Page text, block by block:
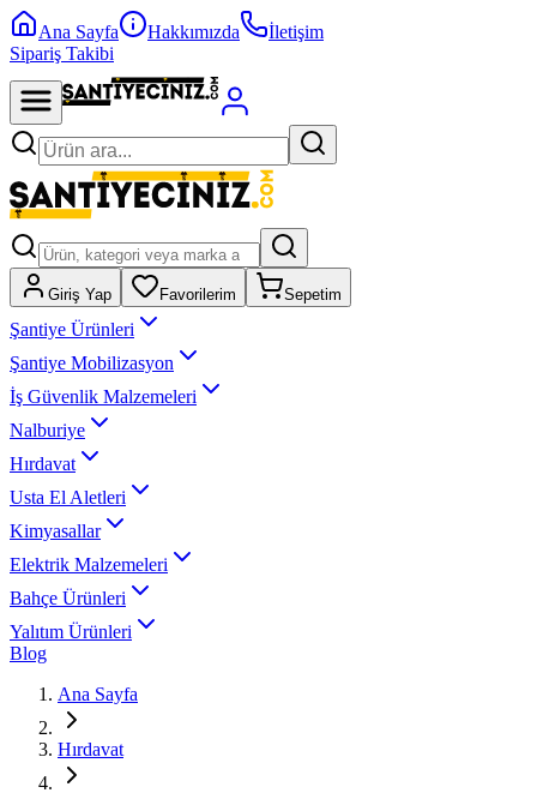
Ana Sayfa Hakkımızda
İletişim
Sipariş Takibi
Giriş Yap Favorilerim Sepetim
Şantiye Ürünleri
Şantiye Mobilizasyon
İş Güvenlik Malzemeleri
Nalburiye
Hırdavat
Usta El Aletleri
Kimyasallar
Elektrik Malzemeleri
Bahçe Ürünleri
Yalıtım Ürünleri
Blog
Ana Sayfa
Hırdavat